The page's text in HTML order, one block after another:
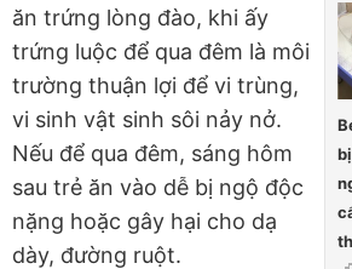
ăn trứng lòng đào, khi ấy
trứng luộc để qua đêm là môi
trường thuận lợi để vi trùng,
vi sinh vật sinh sôi nảy nở.
Nếu để qua đêm, sáng hôm
sau trẻ ăn vào dễ bị ngộ độc
nặng hoặc gây hại cho dạ
dày, đường ruột.